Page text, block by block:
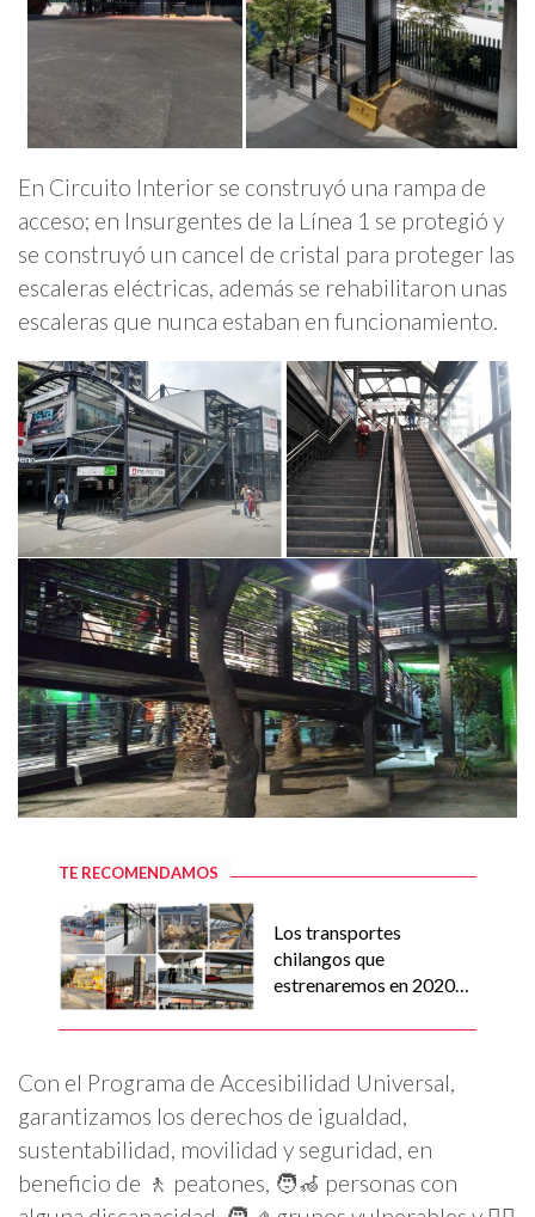
En Circuito Interior se construyó una rampa de
acceso; en Insurgentes de la Línea 1 se protegió y
se construyó un cancel de cristal para proteger las
escaleras eléctricas, además se rehabilitaron unas
escaleras que nunca estaban en funcionamiento.
TE RECOMENDAMOS
Los transportes
chilangos que
estrenaremos en 2020 y
Con el Programa de Accesibilidad Universal,
garantizamos los derechos de igualdad,
sustentabilidad, movilidad y seguridad, en
beneficio de 🚶 peatones, 🧑‍🦽 personas con